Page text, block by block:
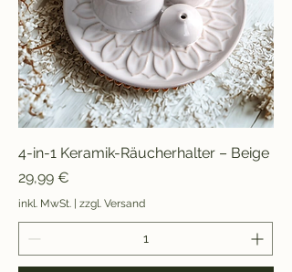
4-in-1 Keramik-Räucherhalter – Beige
Preis
29,99 €
inkl. MwSt. | zzgl. Versand